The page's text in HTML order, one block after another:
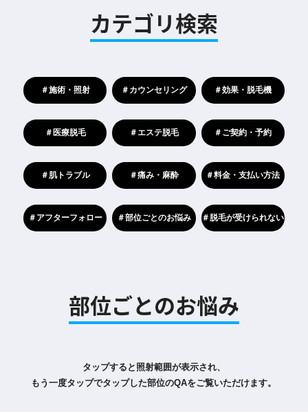
カテゴリ検索
＃施術・照射 ＃カウンセリング ＃効果・脱毛機
＃医療脱毛 ＃エステ脱毛 ＃ご契約・予約
＃肌トラブル ＃痛み・麻酔 ＃料金・支払い方法
＃アフターフォロー ＃部位ごとのお悩み ＃脱毛が受けられない
部位ごとのお悩み
タップすると照射範囲が表示され、
もう一度タップでタップした部位のQAをご覧いただけます。